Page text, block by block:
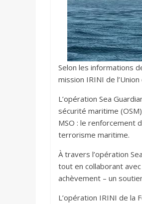
Selon les informations
mission IRINI de
L’opération Sea
sécurité maritime
MSO : le renforcement
terrorisme maritime.
À travers l’opération
tout en collaborant avec
achèvement – un
L’opération IRINI de la